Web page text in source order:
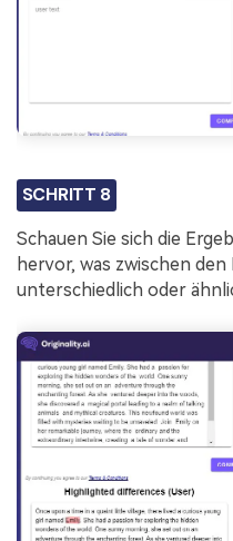
SCHRITT 8
Schauen Sie sich die
hervor, was zwischen
unterschiedlich oder